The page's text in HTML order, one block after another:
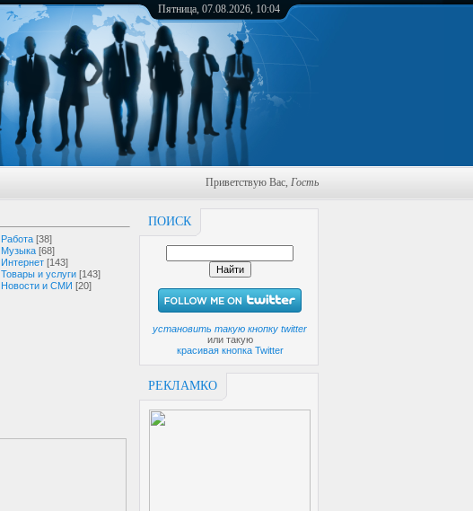
Пятница, 07.08.2026, 10:04
Приветствую Вас, Гость
ПОИСК
установить такую кнопку twitter
или такую
красивая кнопка Twitter
РЕКЛАМКО
Работа [38]
Музыка [68]
Интернет [143]
Товары и услуги [143]
Новости и СМИ [20]